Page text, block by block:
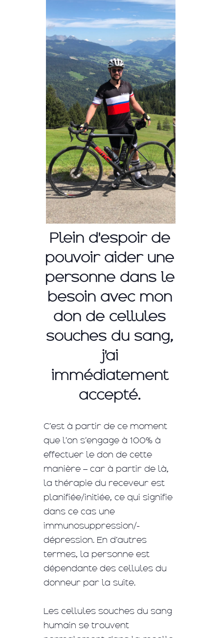
Plein d'espoir de
pouvoir aider une
personne dans le
besoin avec mon
don de cellules
souches du sang,
j'ai
immédiatement
accepté.
C’est à partir de ce moment
que l’on s’engage à 100% à
effectuer le don de cette
manière – car à partir de là,
la thérapie du receveur est
planifiée/initiée, ce qui signifie
dans ce cas une
immunosuppression/-
dépression. En d’autres
termes, la personne est
dépendante des cellules du
donneur par la suite.
Les cellules souches du sang
humain se trouvent